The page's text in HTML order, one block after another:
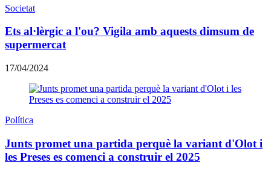
Societat
Ets al·lèrgic a l'ou? Vigila amb aquests dimsum de
supermercat
17/04/2024
Política
Junts promet una partida perquè la variant d'Olot i
les Preses es comenci a construir el 2025